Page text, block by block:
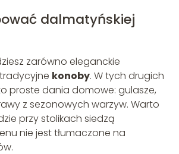
dalmatyńskiej
zarówno eleganckie
konoby. W tych drugich
proste dania domowe: gulasze,
z sezonowych warzyw. Warto
przy stolikach siedzą
nie jest tłumaczone na